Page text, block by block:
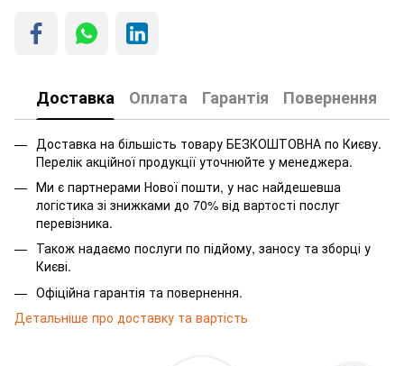
Доставка Оплата Гарантія Повернення
Доставка на більшість товару БЕЗКОШТОВНА по Києву.
Перелік акційної продукції уточнюйте у менеджера.
Ми є партнерами Нової пошти, у нас найдешевша
логістика зі знижками до 70% від вартості послуг
перевізника.
Також надаємо послуги по підйому, заносу та зборці у
Києві.
Офіційна гарантія та повернення.
Детальніше про доставку та вартість